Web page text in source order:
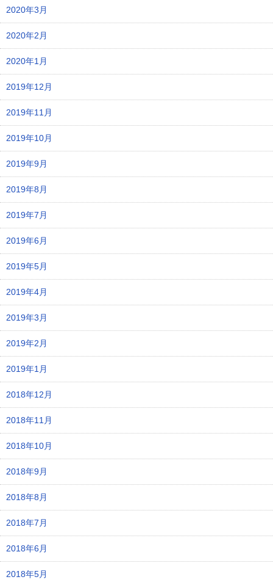
2020年3月
2020年2月
2020年1月
2019年12月
2019年11月
2019年10月
2019年9月
2019年8月
2019年7月
2019年6月
2019年5月
2019年4月
2019年3月
2019年2月
2019年1月
2018年12月
2018年11月
2018年10月
2018年9月
2018年8月
2018年7月
2018年6月
2018年5月